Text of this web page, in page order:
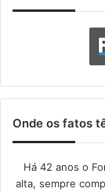
Onde os fatos
Há 42 anos o
alta, sempre